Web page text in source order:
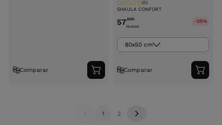
Comparar
Adicionar
ao
SHAULA CONFORT
(0)
57,00€
79.80€
-25%
80x50 cm
Comparar
ao
1 2